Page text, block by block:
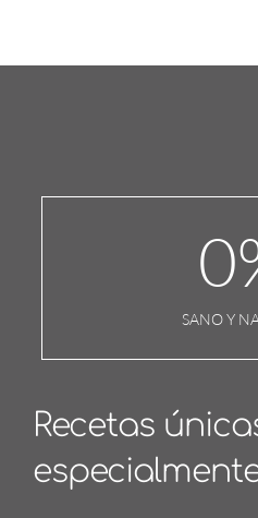
0
SANO Y
Recetas